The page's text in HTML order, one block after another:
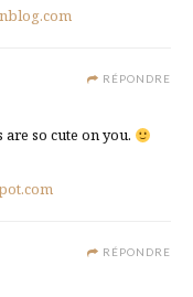
RÉPONDRE
so cute on you.
RÉPONDRE